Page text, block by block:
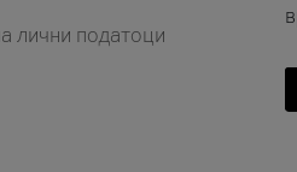
лични податоци